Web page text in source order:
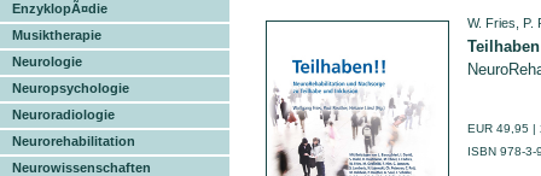
EnzyklopÃ¤die
Musiktherapie
Neurologie
Neuropsychologie
Neuroradiologie
Neurorehabilitation
Neurowissenschaften
W. Fries, P.
EUR 49,95 |
ISBN 978-3-